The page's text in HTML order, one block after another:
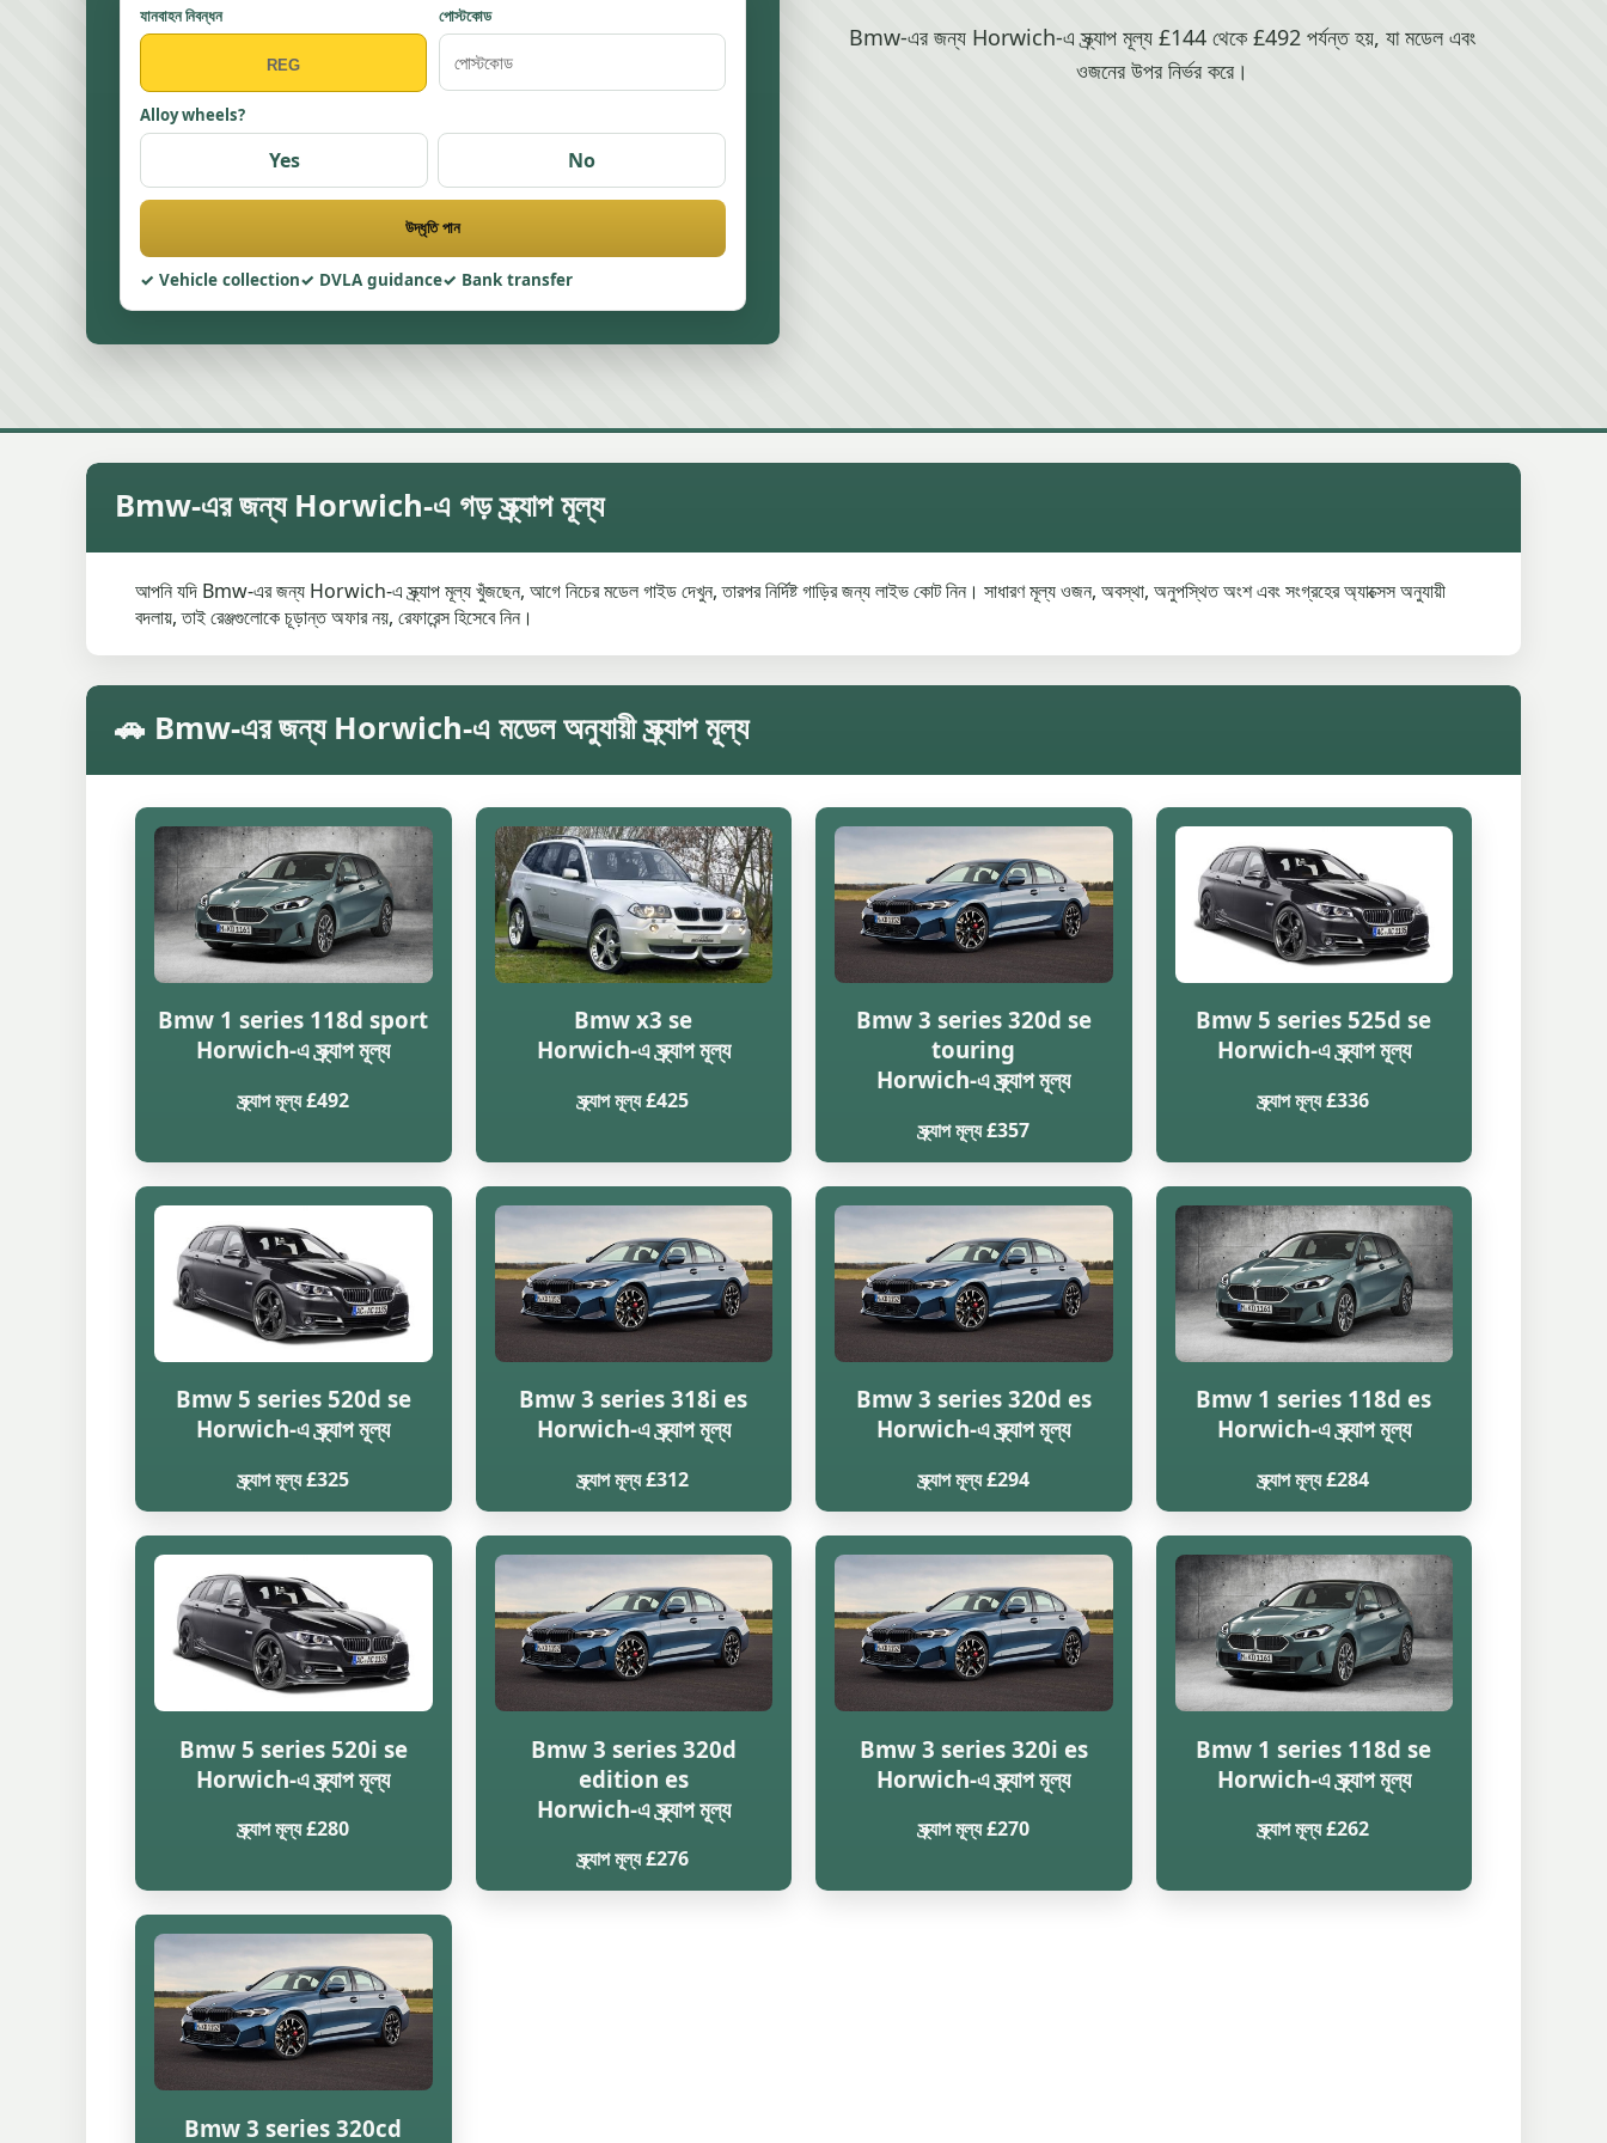
যানবাহন নিবন্ধন পোস্টকোড
Alloy wheels?
Yes No
উদ্ধৃতি পান
Vehicle collection DVLA guidance Bank transfer
Bmw-এর জন্য Horwich-এ স্ক্র্যাপ মূল্য £144 থেকে £492 পর্যন্ত হয়, যা মডেল এবং
ওজনের উপর নির্ভর করে।
Bmw-এর জন্য Horwich-এ গড় স্ক্র্যাপ মূল্য
আপনি যদি Bmw-এর জন্য Horwich-এ স্ক্র্যাপ মূল্য খুঁজছেন, আগে নিচের মডেল গাইড দেখুন, তারপর নির্দিষ্ট গাড়ির জন্য লাইভ কোট নিন। সাধারণ মূল্য ওজন, অবস্থা, অনুপস্থিত অংশ এবং সংগ্রহের অ্যাক্সেস অনুযায়ী
বদলায়, তাই রেঞ্জগুলোকে চূড়ান্ত অফার নয়, রেফারেন্স হিসেবে নিন।
🚗 Bmw-এর জন্য Horwich-এ মডেল অনুযায়ী স্ক্র্যাপ মূল্য
Bmw 1 series 118d sport
Horwich-এ স্ক্র্যাপ মূল্য
স্ক্র্যাপ মূল্য £492
Bmw x3 se
Horwich-এ স্ক্র্যাপ মূল্য
স্ক্র্যাপ মূল্য £425
Bmw 3 series 320d se
touring
Horwich-এ স্ক্র্যাপ মূল্য
স্ক্র্যাপ মূল্য £357
Bmw 5 series 525d se
Horwich-এ স্ক্র্যাপ মূল্য
স্ক্র্যাপ মূল্য £336
Bmw 5 series 520d se
Horwich-এ স্ক্র্যাপ মূল্য
স্ক্র্যাপ মূল্য £325
Bmw 3 series 318i es
Horwich-এ স্ক্র্যাপ মূল্য
স্ক্র্যাপ মূল্য £312
Bmw 3 series 320d es
Horwich-এ স্ক্র্যাপ মূল্য
স্ক্র্যাপ মূল্য £294
Bmw 1 series 118d es
Horwich-এ স্ক্র্যাপ মূল্য
স্ক্র্যাপ মূল্য £284
Bmw 5 series 520i se
Horwich-এ স্ক্র্যাপ মূল্য
স্ক্র্যাপ মূল্য £280
Bmw 3 series 320d
edition es
Horwich-এ স্ক্র্যাপ মূল্য
স্ক্র্যাপ মূল্য £276
Bmw 3 series 320i es
Horwich-এ স্ক্র্যাপ মূল্য
স্ক্র্যাপ মূল্য £270
Bmw 1 series 118d se
Horwich-এ স্ক্র্যাপ মূল্য
স্ক্র্যাপ মূল্য £262
Bmw 3 series 320cd